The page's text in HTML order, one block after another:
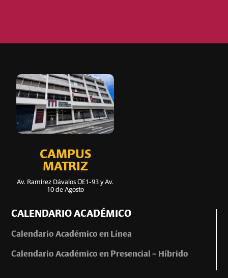
CAMPUS
MATRIZ
Av. Ramírez Dávalos OE1-93 y Av.
10 de Agosto
CALENDARIO ACADÉMICO
Calendario Académico en Línea
Calendario Académico en Presencial – Híbrido